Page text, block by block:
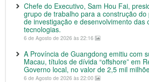
Chefe do Executivo, Sam Hou Fai,
grupo de trabalho para a construção
de investigação e desenvolvimento das
tecnologias.
6 de Agosto de 2026 às 22:16
A Província de Guangdong emitiu com
Macau, títulos de dívida “offshore” em
Governo local, no valor de 2,5 mil
6 de Agosto de 2026 às 22:00